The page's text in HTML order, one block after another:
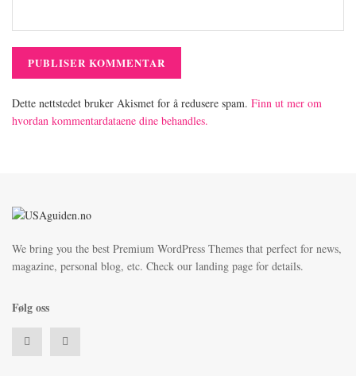
Dette nettstedet bruker Akismet for å redusere spam. Finn ut mer om
hvordan kommentardataene dine behandles.
We bring you the best Premium WordPress Themes that perfect for news,
magazine, personal blog, etc. Check our landing page for details.
Følg oss